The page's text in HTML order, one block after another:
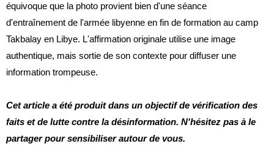
équivoque que la photo provient bien d'une séance
d'entraînement de l'armée libyenne en fin de formation au camp
Takbalay en Libye. L'affirmation originale utilise une image
authentique, mais sortie de son contexte pour diffuser une
information trompeuse.
Cet article a été produit dans un objectif de vérification des
faits et de lutte contre la désinformation. N'hésitez pas à le
partager pour sensibiliser autour de vous.